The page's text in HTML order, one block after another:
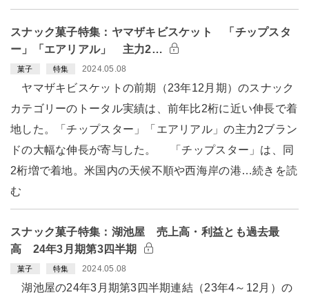
スナック菓子特集：ヤマザキビスケット 「チップスタ
ー」「エアリアル」 主力2…
菓子 特集 2024.05.08
ヤマザキビスケットの前期（23年12月期）のスナック
カテゴリーのトータル実績は、前年比2桁に近い伸長で着
地した。「チップスター」「エアリアル」の主力2ブラン
ドの大幅な伸長が寄与した。 「チップスター」は、同
2桁増で着地。米国内の天候不順や西海岸の港…続きを読
む
スナック菓子特集：湖池屋 売上高・利益とも過去最
高 24年3月期第3四半期
菓子 特集 2024.05.08
湖池屋の24年3月期第3四半期連結（23年4～12月）の